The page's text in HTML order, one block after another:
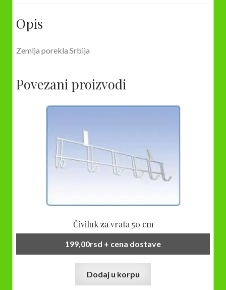
Opis
Zemlja porekla Srbija
Povezani proizvodi
Čiviluk za vrata 50 cm
199,00rsd + cena dostave
Dodaj u korpu